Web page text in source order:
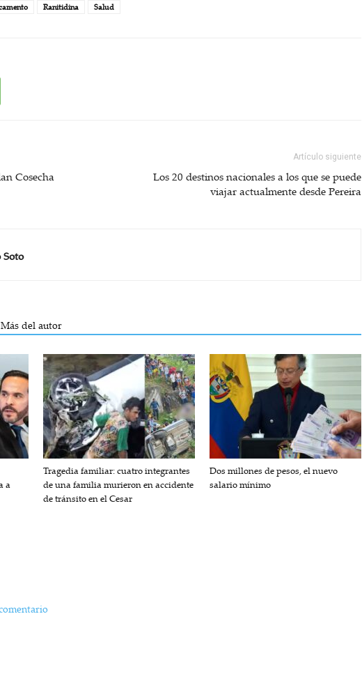
Ranitidina Salud
Cosecha
Artículo siguiente
Los 20 destinos nacionales a los que se puede
viajar actualmente desde Pereira
Soto
Más del autor
a
Tragedia familiar: cuatro integrantes
de una familia murieron en accidente
de tránsito en el Cesar
Dos millones de pesos, el nuevo
salario mínimo